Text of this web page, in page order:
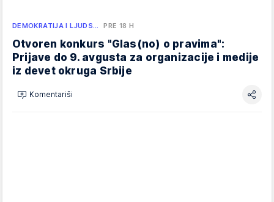
DEMOKRATIJA I LJUDS… PRE 18 H
Otvoren konkurs "Glas(no) o pravima":
Prijave do 9. avgusta za organizacije i medije
iz devet okruga Srbije
Komentariši